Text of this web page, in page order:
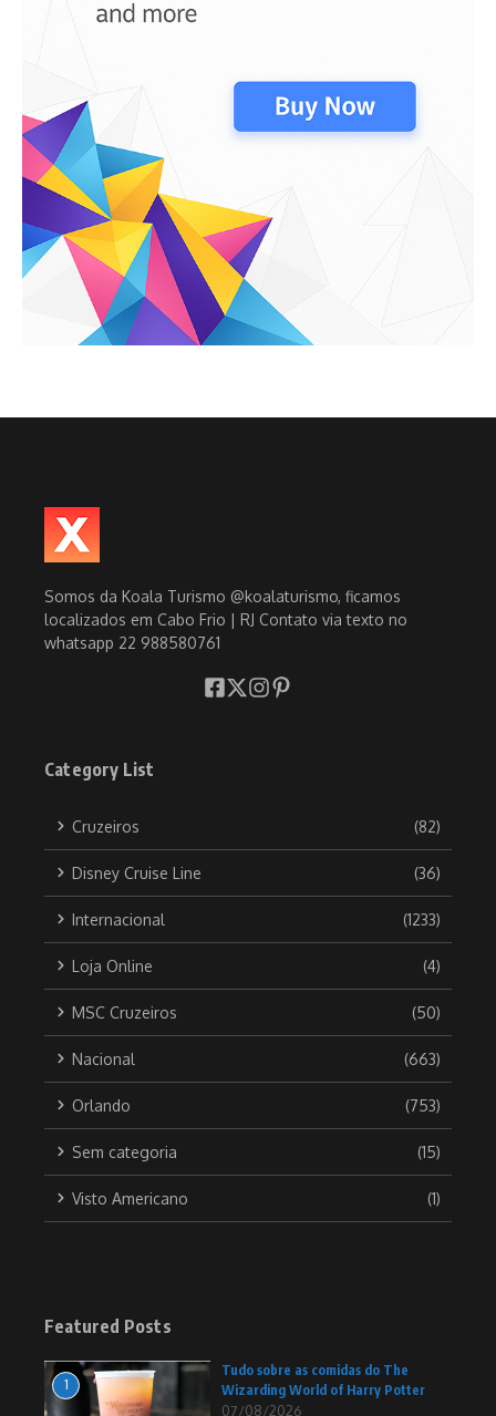
Somos da Koala Turismo @koalaturismo, ficamos
localizados em Cabo Frio | RJ Contato via texto no
whatsapp 22 988580761
Category List
Cruzeiros (82)
Disney Cruise Line (36)
Internacional (1233)
Loja Online (4)
MSC Cruzeiros (50)
Nacional (663)
Orlando (753)
Sem categoria (15)
Visto Americano (1)
Featured Posts
1
Tudo sobre as comidas do The
Wizarding World of Harry Potter
07/08/2026